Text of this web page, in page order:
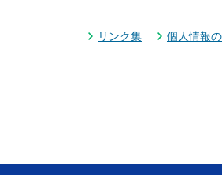
リンク集 個人情報